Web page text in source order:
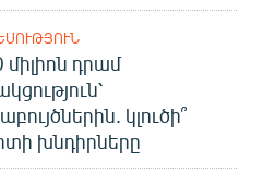
միլիոն դրամ
կլուծի՞
խնդիրները